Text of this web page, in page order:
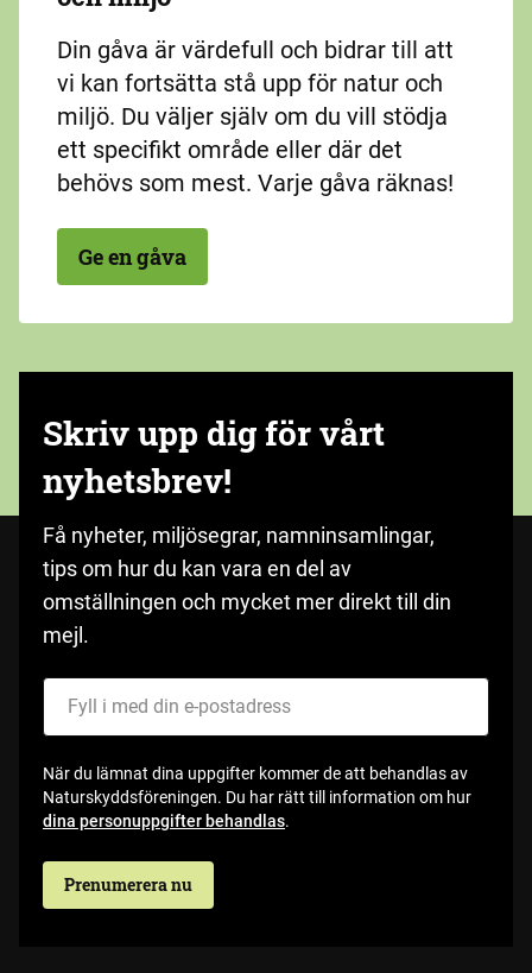
Din gåva är värdefull och bidrar till att
vi kan fortsätta stå upp för natur och
miljö. Du väljer själv om du vill stödja
ett specifikt område eller där det
behövs som mest. Varje gåva räknas!
Ge en gåva
Skriv upp dig för vårt
nyhetsbrev!
Få nyheter, miljösegrar, namninsamlingar,
tips om hur du kan vara en del av
omställningen och mycket mer direkt till din
mejl.
När du lämnat dina uppgifter kommer de att behandlas av
Naturskyddsföreningen. Du har rätt till information om hur
dina personuppgifter behandlas.
Prenumerera nu